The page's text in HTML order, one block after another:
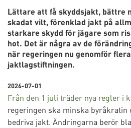
Lättare att få skyddsjakt, bättre
skadat vilt, förenklad jakt på
starkare skydd för jägare som
hot. Det är några av de
när regeringen nu genomför
jaktlagstiftningen.
2026-07-01
Från den 1 juli träder nya regler i
regeringen ska minska byråkratin
bedriva jakt. Ändringarna berör